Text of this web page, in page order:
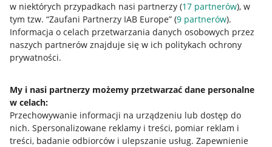
w niektórych przypadkach nasi partnerzy (17 partnerów), w
tym tzw. “Zaufani Partnerzy IAB Europe” (9 partnerów).
Informacja o celach przetwarzania danych osobowych przez
naszych partnerów znajduje się w ich politykach ochrony
prywatności.
My i nasi partnerzy możemy przetwarzać dane personalne
w celach:
Przechowywanie informacji na urządzeniu lub dostęp do
nich. Spersonalizowane reklamy i treści, pomiar reklam i
treści, badanie odbiorców i ulepszanie usług. Zapewnienie
Jak to działa
Napisz do nas
Allegro Gadane dla sprzedających
Mapa miejscowości
Informacje prawne